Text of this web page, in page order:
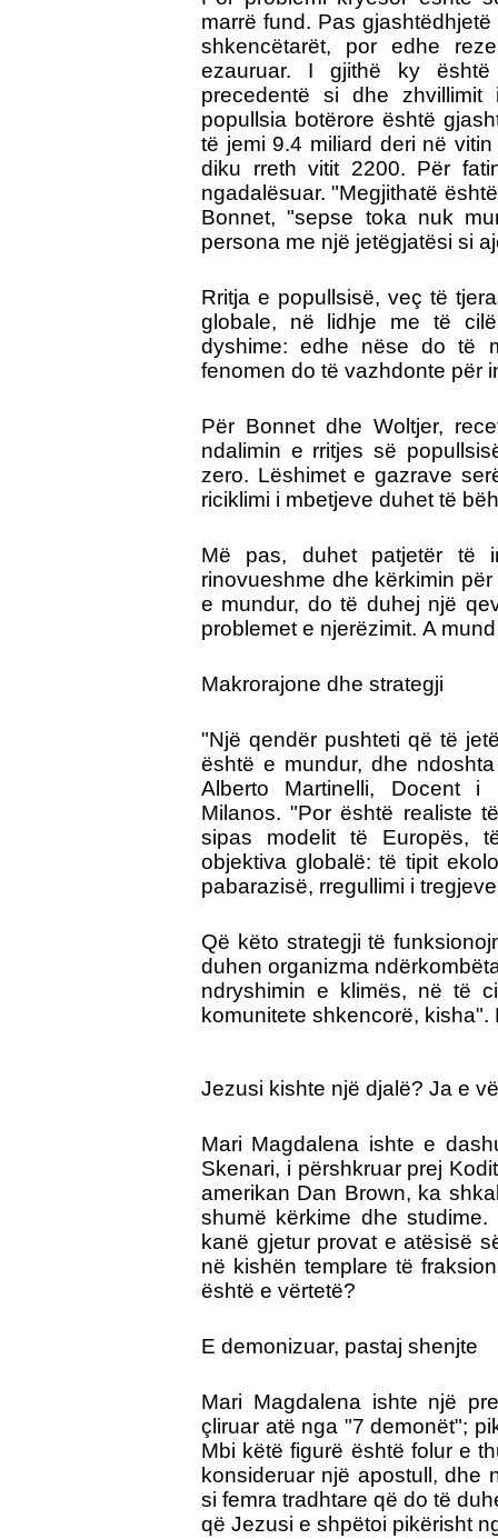
marrë fund. Pas
shkencëtarët, por edhe
ezauruar. I gjithë ky
precedentë si dhe
popullsia botërore është
të jemi 9.4 miliard deri në
diku rreth vitit 2200. Për
ngadalësuar. "Megjithatë
Bonnet, "sepse toka nuk
persona me një jetëgjatësi si
Rritja e popullsisë, veç të
globale, në lidhje me të
dyshime: edhe nëse do të
fenomen do të vazhdonte për
Për Bonnet dhe Woltjer,
ndalimin e rritjes së
zero. Lëshimet e gazrave
riciklimi i mbetjeve duhet të
Më pas, duhet patjetër të
rinovueshme dhe kërkimin
e mundur, do të duhej një
problemet e njerëzimit. A
Makrorajone dhe strategji
"Një qendër pushteti që të
është e mundur, dhe
Alberto Martinelli, Docent i
Milanos. "Por është realiste
sipas modelit të Europës,
objektiva globalë: të tipit
pabarazisë, rregullimi i
Që këto strategji të
duhen organizma
ndryshimin e klimës, në të
komunitete shkencorë, kisha".
Jezusi kishte një djalë? Ja e
Mari Magdalena ishte e
Skenari, i përshkruar prej
amerikan Dan Brown, ka
shumë kërkime dhe
kanë gjetur provat e atësisë
në kishën templare të
është e vërtetë?
E demonizuar, pastaj shenjte
Mari Magdalena ishte një
çliruar atë nga "7 demonët";
Mbi këtë figurë është folur e
konsideruar një apostull, dhe
si femra tradhtare që do të
që Jezusi e shpëtoi pikërisht